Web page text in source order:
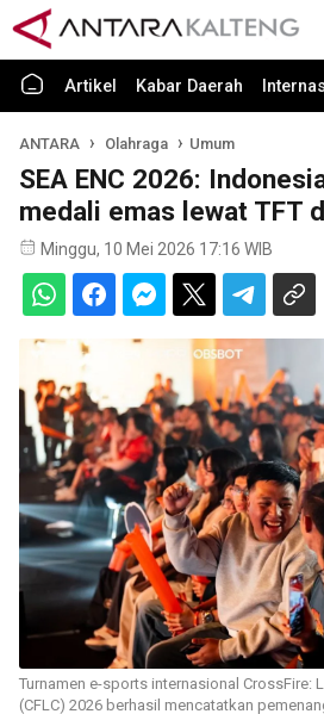
Artikel Kabar Daerah
ANTARA Olahraga Umum
SEA ENC 2026:
medali emas lewat TFT
Minggu, 10 Mei 2026 17:16 WIB
Turnamen e-sports internasional CrossFire:
(CFLC) 2026 berhasil mencatatkan